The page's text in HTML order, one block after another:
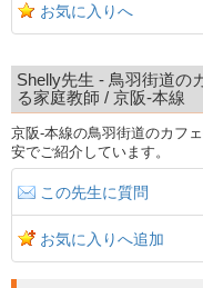
お気に入りへ
Shelly先生 - 鳥羽街道の
る家庭教師 / 京阪-本線
京阪-本線の鳥羽街道のカフ
安でご紹介しています。
この先生に質問
お気に入りへ追加